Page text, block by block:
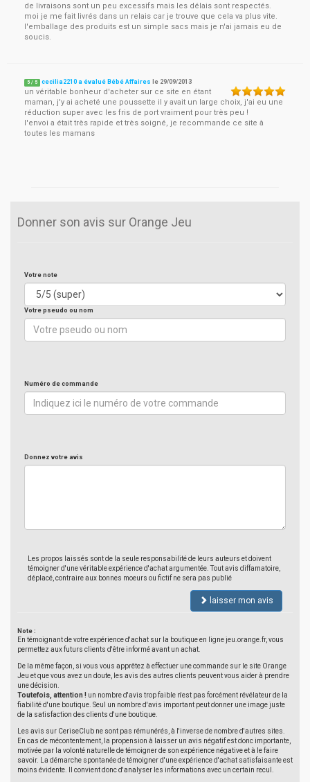
de livraisons sont un peu excessifs mais les délais sont respectés.
moi je me fait livrés dans un relais car je trouve que cela va plus vite.
l'emballage des produits est un simple sacs mais je n'ai jamais eu de
soucis.
5 / 5 cecilia2210 a évalué Bébé Affaires le 29/09/2013
un véritable bonheur d'acheter sur ce site en étant
maman, j'y ai acheté une poussette il y avait un large choix, j'ai eu une
réduction super avec les fris de port vraiment pour très peu !
l'envoi a était très rapide et très soigné, je recommande ce site à
toutes les mamans
Donner son avis sur Orange Jeu
Votre note
Votre pseudo ou nom
Numéro de commande
Donnez votre avis
Les propos laissés sont de la seule responsabilité de leurs auteurs et doivent
témoigner d'une véritable expérience d'achat argumentée. Tout avis diffamatoire,
déplacé, contraire aux bonnes moeurs ou fictif ne sera pas publié
laisser mon avis
Note :
En témoignant de votre expérience d'achat sur la boutique en ligne jeu.orange.fr, vous
permettez aux futurs clients d'être informé avant un achat.
De la même façon, si vous vous apprêtez à effectuer une commande sur le site Orange
Jeu et que vous avez un doute, les avis des autres clients peuvent vous aider à prendre
une décision.
Toutefois, attention ! un nombre d'avis trop faible n'est pas forcément révélateur de la
fiabilité d'une boutique. Seul un nombre d'avis important peut donner une image juste
de la satisfaction des clients d'une boutique.
Les avis sur CeriseClub ne sont pas rémunérés, à l'inverse de nombre d'autres sites.
En cas de mécontentement, la propension à laisser un avis négatif est donc importante,
motivée par la volonté naturelle de témoigner de son expérience négative et à le faire
savoir. La démarche spontanée de témoigner d'une expérience d'achat satisfaisante est
moins évidente. Il convient donc d'analyser les informations avec un certain recul.